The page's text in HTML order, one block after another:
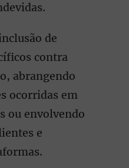
de
contra
abrangendo
ocorridas em
ou envolvendo
e